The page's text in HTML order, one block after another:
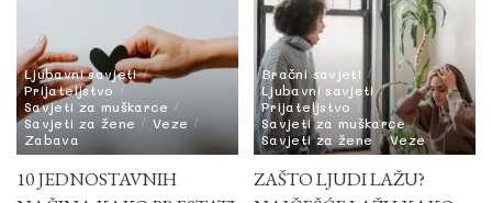
Ljubavni savjeti
Prijateljstvo
Savjeti za muškarce
Savjeti za žene
Veze
Zabava
10 JEDNOSTAVNIH
Bračni savjeti
Ljubavni savjeti
Prijateljstvo
Savjeti za muškarce
Savjeti za žene
Veze
ZAŠTO LJUDI LAŽU?